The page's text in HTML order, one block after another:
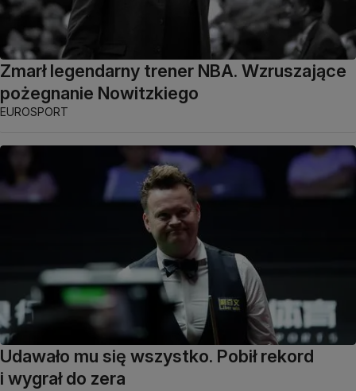
Zmarł legendarny trener NBA. Wzruszające
pożegnanie Nowitzkiego
EUROSPORT
Udawało mu się wszystko. Pobił rekord
i wygrał do zera